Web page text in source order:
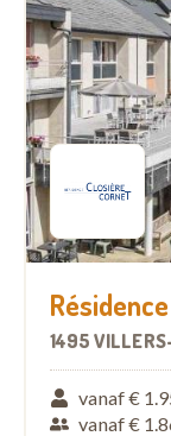
1495
vanaf €
vanaf €